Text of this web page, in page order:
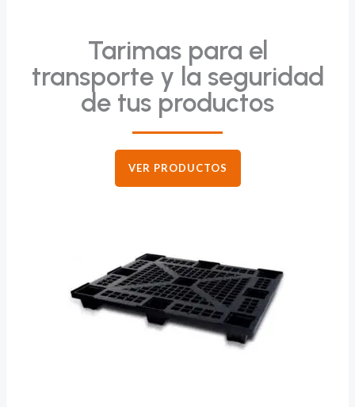
Tarimas para el
transporte y la seguridad
de tus productos
VER PRODUCTOS